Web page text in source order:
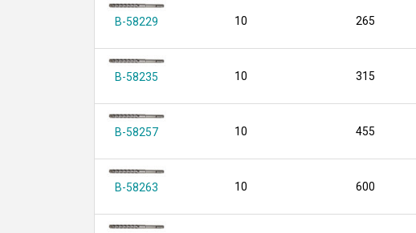
B-58229 10 265
B-58235 10 315
B-58257 10 455
B-58263 10 600